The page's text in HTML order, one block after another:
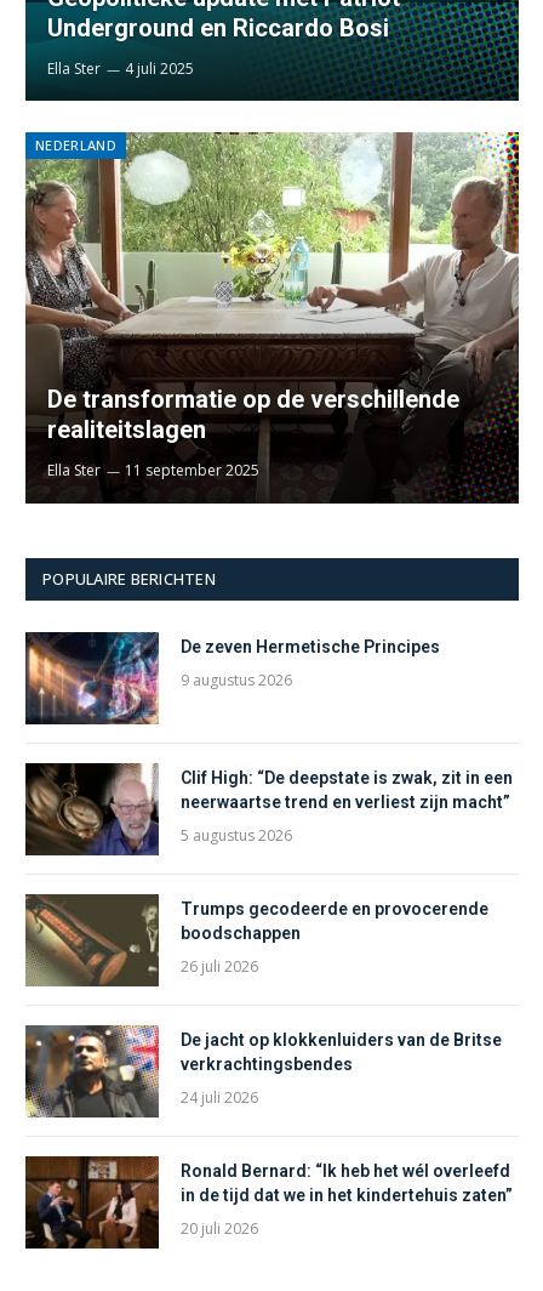
Underground en Riccardo Bosi
Ella Ster 4 juli 2025
NEDERLAND
De transformatie op de verschillende
realiteitslagen
Ella Ster 11 september 2025
POPULAIRE BERICHTEN
De zeven Hermetische Principes
9 augustus 2026
Clif High: “De deepstate is zwak, zit in een
neerwaartse trend en verliest zijn macht”
5 augustus 2026
Trumps gecodeerde en provocerende
boodschappen
26 juli 2026
De jacht op klokkenluiders van de Britse
verkrachtingsbendes
24 juli 2026
Ronald Bernard: “Ik heb het wél overleefd
in de tijd dat we in het kindertehuis zaten”
20 juli 2026